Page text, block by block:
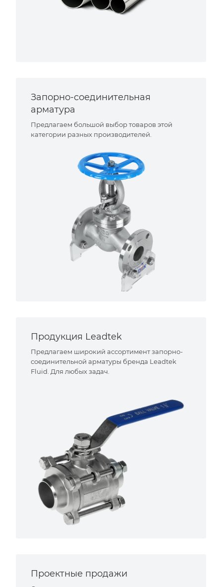
Запорно-соединительная
арматура
Предлагаем большой выбор товаров этой
категории разных производителей.
Продукция Leadtek
Предлагаем широкий ассортимент запорно-
соединительной арматуры бренда Leadtek
Fluid. Для любых задач.
Проектные продажи